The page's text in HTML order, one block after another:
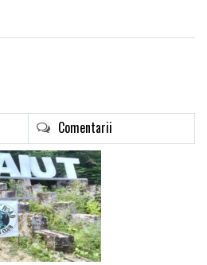
Comentarii